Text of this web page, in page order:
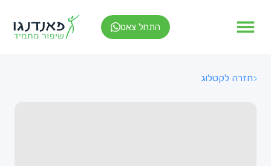
התחל צאט
חזרה לקטלוג